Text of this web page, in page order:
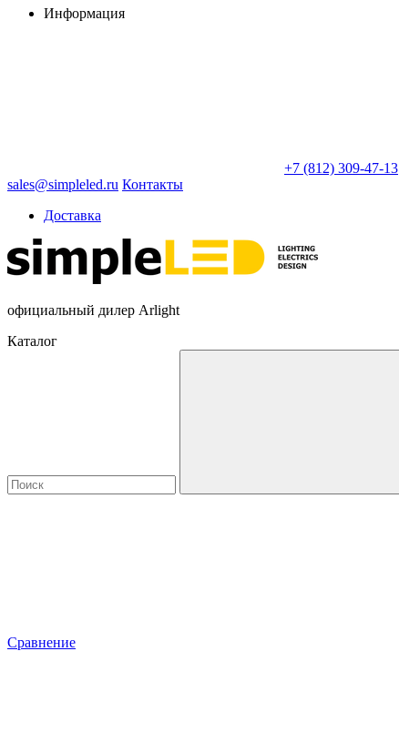
Информация
+7 (812) 309-47-13
sales@simpleled.ru Контакты
Доставка
официальный дилер Arlight
Каталог
Сравнение